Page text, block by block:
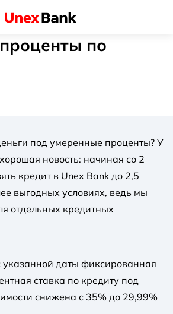
по
под умеренные проценты? У
новость: начиная со 2
кредит в Unex Bank до 2,5
выгодных условиях, ведь мы
отдельных кредитных
указанной даты фиксированная
ставка по кредиту под
снижена с 35% до 29,99%